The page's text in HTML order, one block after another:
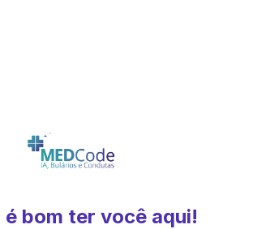
é bom ter você aqui!